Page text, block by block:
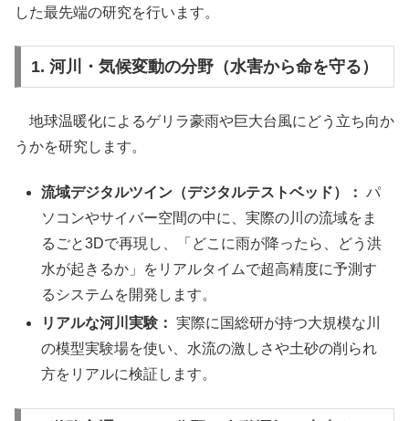
した最先端の研究を行います。
1. 河川・気候変動の分野（水害から命を守る）
地球温暖化によるゲリラ豪雨や巨大台風にどう立ち向か
うかを研究します。
流域デジタルツイン（デジタルテストベッド）： パ
ソコンやサイバー空間の中に、実際の川の流域をま
るごと3Dで再現し、「どこに雨が降ったら、どう洪
水が起きるか」をリアルタイムで超高精度に予測す
るシステムを開発します。
リアルな河川実験： 実際に国総研が持つ大規模な川
の模型実験場を使い、水流の激しさや土砂の削られ
方をリアルに検証します。